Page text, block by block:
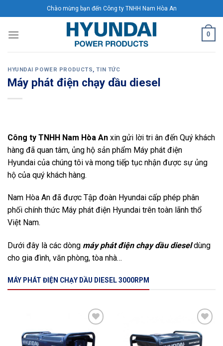
to
content
Chào mừng bạn đến Công ty TNHH Nam Hòa An
0
HYUNDAI POWER PRODUCTS,TIN TỨC
Máy phát điện chạy dầu diesel
Công ty TNHH Nam Hòa An xin gửi lời tri ân đến Quý khách
hàng đã quan tâm, ủng hộ sản phẩm Máy phát điện
Hyundai của chúng tôi và mong tiếp tục nhận được sự ủng
hộ của quý khách hàng.
Nam Hòa An đã được Tập đoàn Hyundai cấp phép phân
phối chính thức Máy phát điện Hyundai trên toàn lãnh thổ
Việt Nam.
Dưới đây là các dòng máy phát điện chạy dầu dieseldùng
cho gia đình, văn phòng, tòa nhà…
MÁY PHÁT ĐIỆN CHẠY DẦU DIESEL 3000RPM
Add to
Wishlist
Add to
Wishlist